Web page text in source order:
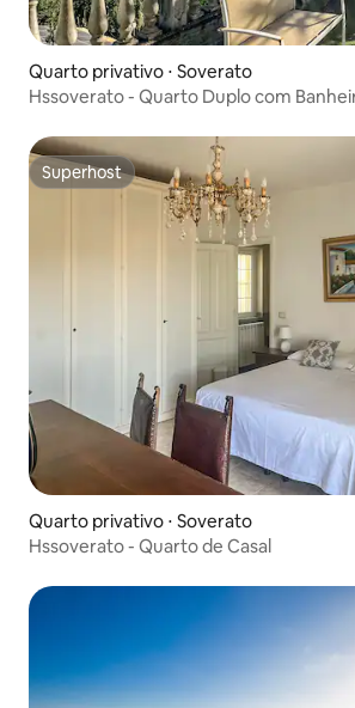
Quarto privativo ⋅ Soverato
Hssoverato - Quarto Duplo com
Superhost
Superhost
Quarto privativo ⋅ Soverato
Hssoverato - Quarto de Casal